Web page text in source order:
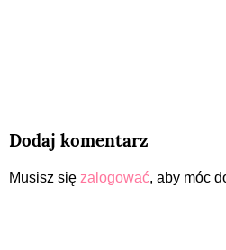
Dodaj komentarz
Musisz się zalogować, aby móc